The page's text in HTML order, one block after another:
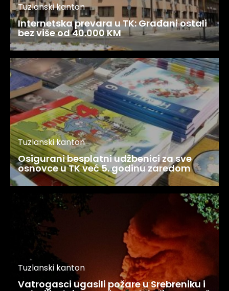
Tuzlanski kanton
Internetska prevara u TK: Građani ostali
bez više od 40.000 KM
Tuzlanski kanton
Osigurani besplatni udžbenici za sve
osnovce u TK već 5. godinu zaredom
Tuzlanski kanton
Vatrogasci ugasili požare u Srebreniku i